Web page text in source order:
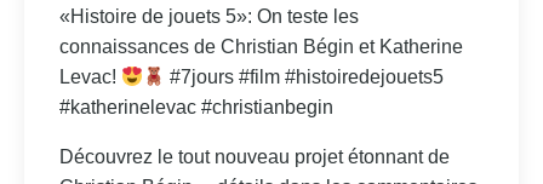
«Histoire de jouets 5»: On teste les
connaissances de Christian Bégin et Katherine
Levac!
#7jours #film #histoiredejouets5
#katherinelevac #christianbegin
Découvrez le tout nouveau projet étonnant de